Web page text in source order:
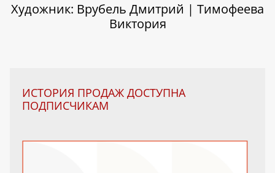
Художник: Врубель Дмитрий | Тимофеева
Виктория
ИСТОРИЯ ПРОДАЖ ДОСТУПНА
ПОДПИСЧИКАМ